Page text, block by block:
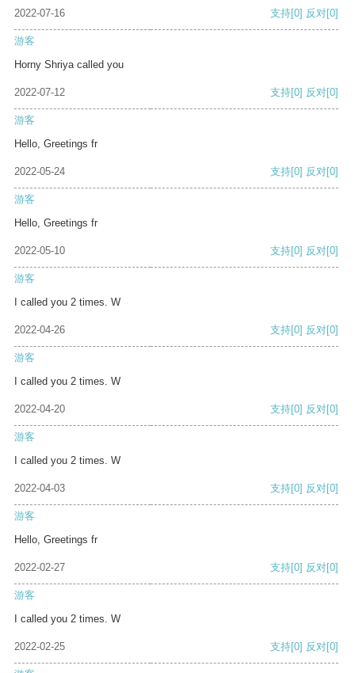
2022-07-16 支持[0] 反对[0]
游客
Horny Shriya called you
2022-07-12 支持[0] 反对[0]
游客
Hello, Greetings fr
2022-05-24 支持[0] 反对[0]
游客
Hello, Greetings fr
2022-05-10 支持[0] 反对[0]
游客
I called you 2 times. W
2022-04-26 支持[0] 反对[0]
游客
I called you 2 times. W
2022-04-20 支持[0] 反对[0]
游客
I called you 2 times. W
2022-04-03 支持[0] 反对[0]
游客
Hello, Greetings fr
2022-02-27 支持[0] 反对[0]
游客
I called you 2 times. W
2022-02-25 支持[0] 反对[0]